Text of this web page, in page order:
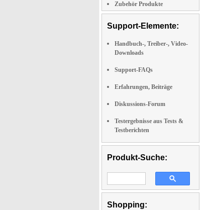
Zubehör Produkte
Support-Elemente:
Handbuch-, Treiber-, Video-
Downloads
Support-FAQs
Erfahrungen, Beiträge
Diskussions-Forum
Testergebnisse aus Tests &
Testberichten
Produkt-Suche:
Shopping: